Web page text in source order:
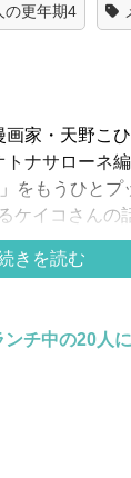
の更年期4
家・天野こ
ナサローネ
をもうひとプ
ケイコさんの
きを読む
チ中の20人